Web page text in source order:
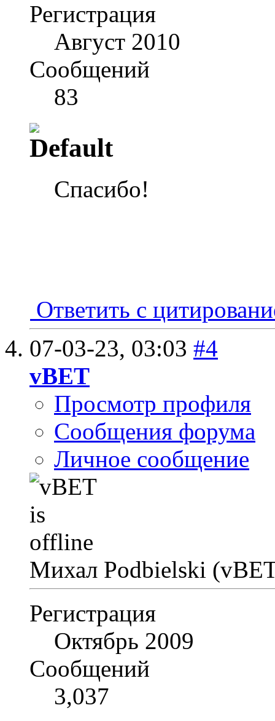
Регистрация
Август 2010
Сообщений
83
Спасибо!
Ответить с
07-03-23, 03:03 #4
vBET
Просмотр профиля
Сообщения форума
Личное сообщение
Михал Podbielski
Регистрация
Октябрь 2009
Сообщений
3,037